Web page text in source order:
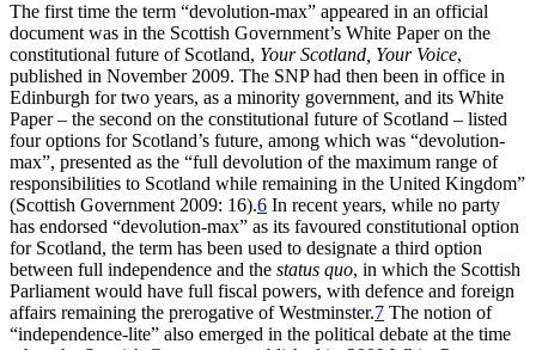
The first time the term “devolution-max” appeared in an official
document was in the Scottish Government’s White Paper on the
constitutional future of Scotland, Your Scotland, Your Voice,
published in November 2009. The SNP had then been in office in
Edinburgh for two years, as a minority government, and its White
Paper – the second on the constitutional future of Scotland – listed
four options for Scotland’s future, among which was “devolution-
max”, presented as the “full devolution of the maximum range of
responsibilities to Scotland while remaining in the United Kingdom”
(Scottish Government 2009: 16).6 In recent years, while no party
has endorsed “devolution-max” as its favoured constitutional option
for Scotland, the term has been used to designate a third option
between full independence and the status quo, in which the Scottish
Parliament would have full fiscal powers, with defence and foreign
affairs remaining the prerogative of Westminster.7 The notion of
“independence-lite” also emerged in the political debate at the time